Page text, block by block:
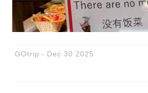
GOtrip Dec 30 2025